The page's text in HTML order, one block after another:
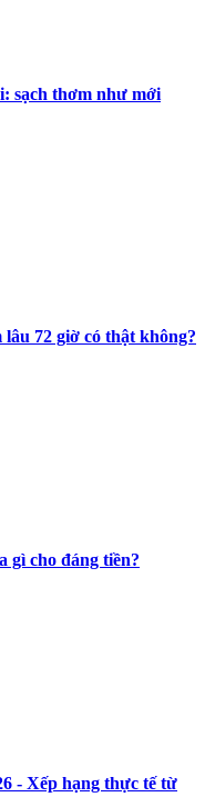
sạch thơm như mới
72 giờ có thật không?
gì cho đáng tiền?
- Xếp hạng thực tế từ